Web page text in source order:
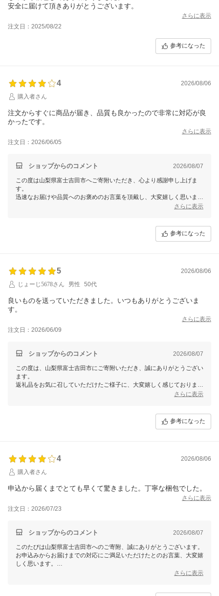
安全に届けて頂きありがとうございます。
さらに表示
注文日：2025/08/22
参考になった
4
2026/08/06
購入者さん
注文からすぐに商品が届き、品質も良かったので非常に対応が良
かったです。
さらに表示
注文日：2026/06/05
ショップからのコメント 2026/08/07
この度は山梨県富士吉田市へご寄附いただき、心より感謝申し上げま
す。
迅速なお届けや品質へのお褒めのお言葉を頂戴し、大変嬉しく思いま
さらに表示
参考になった
5
2026/08/06
じょーじ5678さん
男性 50代
良いものを送っていただきました。いつもありがとうございま
す。
さらに表示
注文日：2026/06/09
ショップからのコメント 2026/08/07
この度は、山梨県富士吉田市にご寄附いただき、誠にありがとうござい
ます。
返礼品をお気に召していただけたご様子に、大変嬉しく感じておりま
さらに表示
参考になった
4
2026/08/06
購入者さん
申込から届くまでとても早くて驚きました。丁寧な梱包でした。
さらに表示
注文日：2026/07/23
ショップからのコメント 2026/08/07
このたびは山梨県富士吉田市へのご寄附、誠にありがとうございます。
お申込みからお届けまでの対応にご満足いただけたとのお言葉、大変嬉
しく思います。
さらに表示